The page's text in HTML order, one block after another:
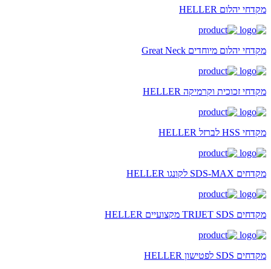
מקדחי יהלום HELLER
מקדחי יהלום מיוחדים Great Neck
מקדחי זכוכית וקרמיקה HELLER
מקדחי HSS לברזל HELLER
מקדחים SDS-MAX לקונגו HELLER
מקדחים TRIJET SDS מקצועיים HELLER
מקדחים SDS לפטישון HELLER